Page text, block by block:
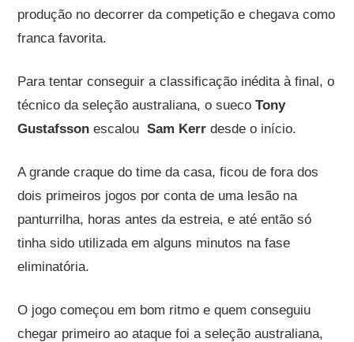
produção no decorrer da competição e chegava como
franca favorita.
Para tentar conseguir a classificação inédita à final, o
técnico da seleção australiana, o suecoTony
GustafssonescalouSam Kerr desde o início.
A grande craque do time da casa, ficou de fora dos
dois primeiros jogos por conta de uma lesão na
panturrilha, horas antes da estreia, e até então só
tinha sido utilizada em alguns minutos na fase
eliminatória.
O jogo começou em bom ritmo e quem conseguiu
chegar primeiro ao ataque foi a seleção australiana,